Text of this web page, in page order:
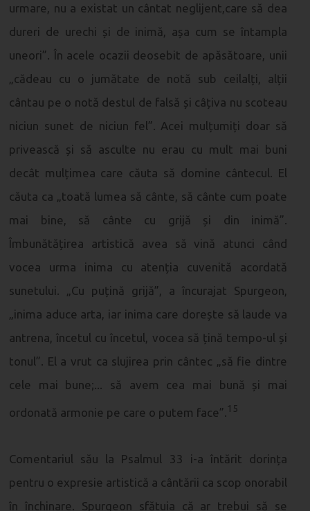
urmare, nu a existat un cântat neglijent,care să dea
dureri de urechi și de inimă, așa cum se întampla
uneori”. În acele ocazii deosebit de apăsătoare, unii
„cădeau cu o jumătate de notă sub ceilalți, alții
cântau pe o notă destul de falsă și câțiva nu scoteau
niciun sunet de niciun fel”. Acei mulțumiți doar să
privească și să asculte nu erau cu mult mai buni
decât mulțimea care căuta să domine cântecul. El
căuta ca „toată lumea să cânte, să cânte cum poate
mai bine, să cânte cu grijă și din inimă”.
Îmbunătățirea artistică avea să vină atunci când
vocea urma inima cu atenția cuvenită acordată
sunetului. „Cu puțină grijă”, a încurajat Spurgeon,
„inima aduce arta, iar inima care dorește să laude va
antrena, încetul cu încetul, vocea să țină tempo-ul și
tonul”. El a vrut ca slujirea prin cântec „să fie dintre
cele mai bune;... să avem cea mai bună și mai
ordonată armonie pe care o putem face”. 15
Comentariul său la Psalmul 33 i-a întărit dorința
pentru o expresie artistică a cântării ca scop onorabil
în închinare. Spurgeon sfătuia că ar trebui să se